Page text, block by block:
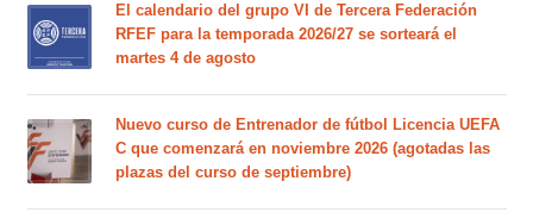
El calendario del grupo VI de Tercera Federación
RFEF para la temporada 2026/27 se sorteará el
martes 4 de agosto
Nuevo curso de Entrenador de fútbol Licencia UEFA
C que comenzará en noviembre 2026 (agotadas las
plazas del curso de septiembre)